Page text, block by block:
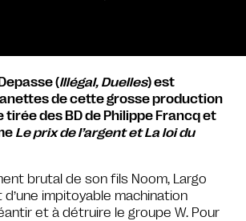
(Illégal, Duelles) est
de cette grosse production
des BD de Philippe Francq et
Le prix de l’argent et La loi du
brutal de son fils Noom, Largo
d’une impitoyable machination
et à détruire le groupe W. Pour